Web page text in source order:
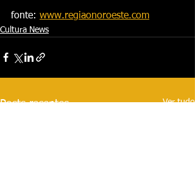
fonte: www.regiaonoroeste.com
Cultura News
Posts recentes Ver tudo